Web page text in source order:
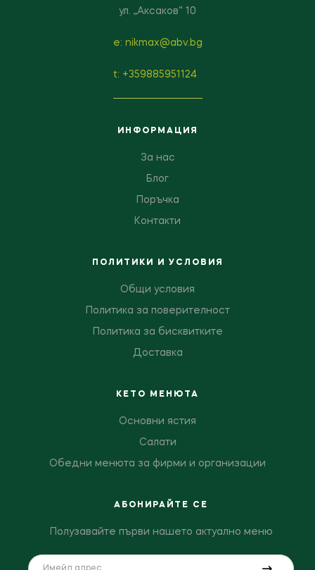
ул. „Аксаков“ 10
е: nikmax@abv.bg
t: +359885951124
ИНФОРМАЦИЯ
За нас
Блог
Поръчка
Контакти
ПОЛИТИКИ И УСЛОВИЯ
Общи условия
Политика за поверителност
Политика за бисквитките
Доставка
КЕТО МЕНЮТА
Основни ястия
Салати
Обедни менюта за фирми и организации
АБОНИРАЙТЕ СЕ
Полузавайте първи нашето актуално меню